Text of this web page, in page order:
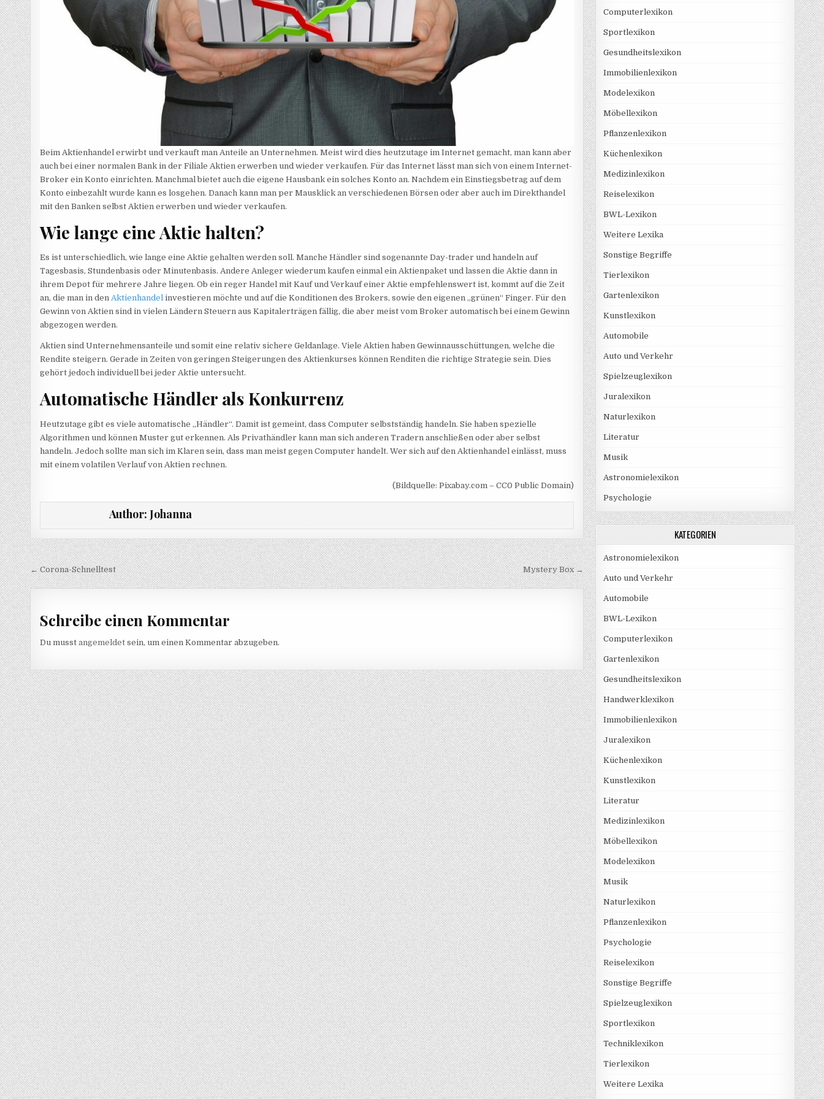
Beim Aktienhandel erwirbt und verkauft man Anteile an Unternehmen. Meist wird dies heutzutage im Internet gemacht, man kann aber
auch bei einer normalen Bank in der Filiale Aktien erwerben und wieder verkaufen. Für das Internet lässt man sich von einem Internet-
Broker ein Konto einrichten. Manchmal bietet auch die eigene Hausbank ein solches Konto an. Nachdem ein Einstiegsbetrag auf dem
Konto einbezahlt wurde kann es losgehen. Danach kann man per Mausklick an verschiedenen Börsen oder aber auch im Direkthandel
mit den Banken selbst Aktien erwerben und wieder verkaufen.
Wie lange eine Aktie halten?
Es ist unterschiedlich, wie lange eine Aktie gehalten werden soll. Manche Händler sind sogenannte Day-trader und handeln auf
Tagesbasis, Stundenbasis oder Minutenbasis. Andere Anleger wiederum kaufen einmal ein Aktienpaket und lassen die Aktie dann in
ihrem Depot für mehrere Jahre liegen. Ob ein reger Handel mit Kauf und Verkauf einer Aktie empfehlenswert ist, kommt auf die Zeit
an, die man in denAktienhandel investieren möchte und auf die Konditionen des Brokers, sowie den eigenen „grünen“ Finger. Für den
Gewinn von Aktien sind in vielen Ländern Steuern aus Kapitalerträgen fällig, die aber meist vom Broker automatisch bei einem Gewinn
abgezogen werden.
Aktien sind Unternehmensanteile und somit eine relativ sichere Geldanlage. Viele Aktien haben Gewinnausschüttungen, welche die
Rendite steigern. Gerade in Zeiten von geringen Steigerungen des Aktienkurses können Renditen die richtige Strategie sein. Dies
gehört jedoch individuell bei jeder Aktie untersucht.
Automatische Händler als Konkurrenz
Heutzutage gibt es viele automatische „Händler“. Damit ist gemeint, dass Computer selbstständig handeln. Sie haben spezielle
Algorithmen und können Muster gut erkennen. Als Privathändler kann man sich anderen Tradern anschließen oder aber selbst
handeln. Jedoch sollte man sich im Klaren sein, dass man meist gegen Computer handelt. Wer sich auf den Aktienhandel einlässt, muss
mit einem volatilen Verlauf von Aktien rechnen.
(Bildquelle: Pixabay.com – CC0 Public Domain)
Author: Johanna
Beitragsnavigation
← Corona-Schnelltest Mystery Box →
Schreibe einen Kommentar
Du musstangemeldet sein, um einen Kommentar abzugeben.
Computerlexikon
Sportlexikon
Gesundheitslexikon
Immobilienlexikon
Modelexikon
Möbellexikon
Pflanzenlexikon
Küchenlexikon
Medizinlexikon
Reiselexikon
BWL-Lexikon
Weitere Lexika
Sonstige Begriffe
Tierlexikon
Gartenlexikon
Kunstlexikon
Automobile
Auto und Verkehr
Spielzeuglexikon
Juralexikon
Naturlexikon
Literatur
Musik
Astronomielexikon
Psychologie
KATEGORIEN
Astronomielexikon
Auto und Verkehr
Automobile
BWL-Lexikon
Computerlexikon
Gartenlexikon
Gesundheitslexikon
Handwerklexikon
Immobilienlexikon
Juralexikon
Küchenlexikon
Kunstlexikon
Literatur
Medizinlexikon
Möbellexikon
Modelexikon
Musik
Naturlexikon
Pflanzenlexikon
Psychologie
Reiselexikon
Sonstige Begriffe
Spielzeuglexikon
Sportlexikon
Techniklexikon
Tierlexikon
Weitere Lexika